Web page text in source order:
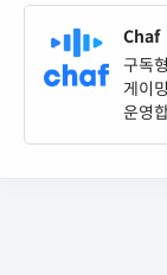
Chaf
구독
게이
운영